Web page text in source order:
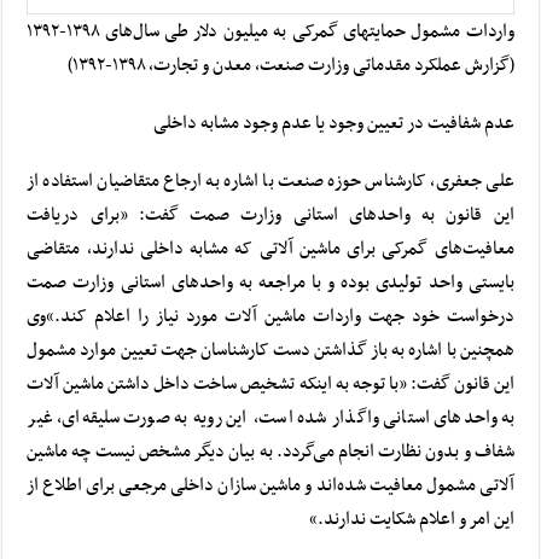
واردات مشمول حمایتهای گمرکی به میلیون دلار طی سال‌های ۱۳۹۸-۱۳۹۲
(گزارش عملکرد مقدماتی وزارت صنعت، معدن و تجارت, ۱۳۹۸-۱۳۹۲)
عدم شفافیت در تعیین وجود یا عدم وجود مشابه داخلی
علی جعفری، کارشناس حوزه صنعت با اشاره به ارجاع متقاضیان استفاده از
این قانون به واحدهای استانی وزارت صمت گفت: «برای دریافت
معافیت‌های گمرکی برای ماشین آلاتی که مشابه داخلی ندارند، متقاضی
بایستی واحد تولیدی بوده و با مراجعه به واحدهای استانی وزارت صمت
درخواست خود جهت واردات ماشین آلات مورد نیاز را اعلام کند.»وی
همچنین با اشاره به باز گذاشتن دست کارشناسان جهت تعیین موارد مشمول
این قانون گفت: «با توجه به اینکه تشخیص ساخت داخل داشتن ماشین آلات
به واحدهای استانی واگذار شده است، این رویه به صورت سلیقه‌ای، غیر
شفاف و بدون نظارت انجام می‌گردد. به بیان دیگر مشخص نیست چه ماشین
آلاتی مشمول معافیت شده‌اند و ماشین سازان داخلی مرجعی برای اطلاع از
این امر و اعلام شکایت ندارند.»